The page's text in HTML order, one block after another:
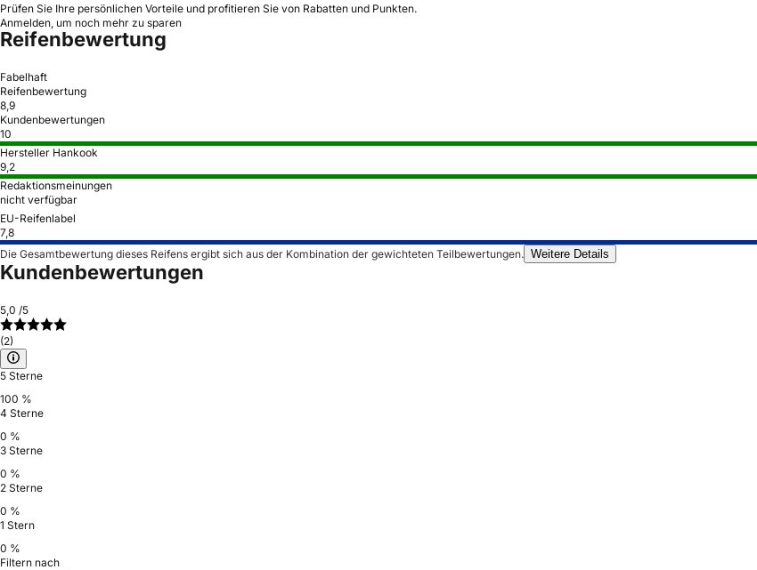
Prüfen Sie Ihre persönlichen Vorteile und profitieren Sie von Rabatten und Punkten.
Anmelden, um noch mehr zu sparen
Reifenbewertung
Fabelhaft
Reifenbewertung
8,9
Kundenbewertungen
10
Hersteller Hankook
9,2
Redaktionsmeinungen
nicht verfügbar
EU-Reifenlabel
7,8
Die Gesamtbewertung dieses Reifens ergibt sich aus der Kombination der gewichteten Teilbewertungen. Weitere Details
Kundenbewertungen
5,0 /5
(2)
5 Sterne
100 %
4 Sterne
0 %
3 Sterne
0 %
2 Sterne
0 %
1 Stern
0 %
Filtern nach